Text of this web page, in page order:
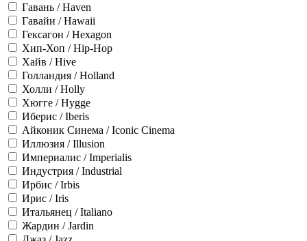
Гавань / Haven
Гавайи / Hawaii
Гексагон / Hexagon
Хип-Хоп / Hip-Hop
Хайв / Hive
Голландия / Holland
Холли / Holly
Хюгге / Hygge
Иберис / Iberis
Айконик Синема / Iconic Cinema
Иллюзия / Illusion
Империалис / Imperialis
Индустрия / Industrial
Ирбис / Irbis
Ирис / Iris
Итальянец / Italiano
Жардин / Jardin